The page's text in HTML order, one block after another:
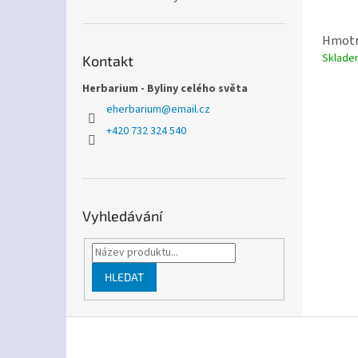
Kontakt
Herbarium - Byliny celého světa
eherbarium@email.cz
+420 732 324 540
Vyhledávání
HLEDAT